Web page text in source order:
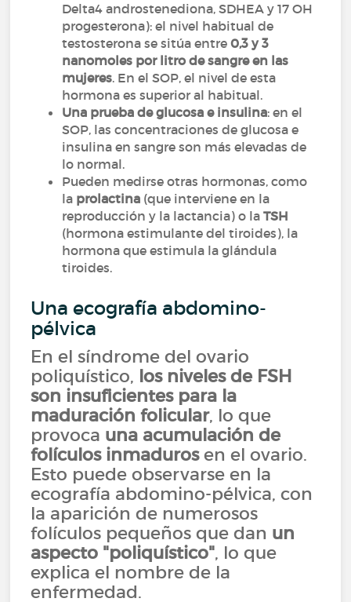
Delta4 androstenediona, SDHEA y 17 OH
progesterona): el nivel habitual de
testosterona se sitúa entre0,3 y 3
nanomoles por litro de sangre en las
mujeres. En el SOP, el nivel de esta
hormona es superior al habitual.
Una prueba de glucosa e insulina: en el
SOP, las concentraciones de glucosa e
insulina en sangre son más elevadas de
lo normal.
Pueden medirse otras hormonas, como
la prolactina (que interviene en la
reproducción y la lactancia) o laTSH
(hormona estimulante del tiroides), la
hormona que estimula la glándula
tiroides.
Una ecografía abdomino-
pélvica
En el síndrome del ovario
poliquístico, los niveles de FSH
son insuficientes para la
maduración folicular, lo que
provoca una acumulación de
folículos inmadurosen el ovario.
Esto puede observarse en la
ecografía abdomino-pélvica, con
la aparición de numerosos
folículos pequeños que dan un
aspecto "poliquístico", lo que
explica el nombre de la
enfermedad.